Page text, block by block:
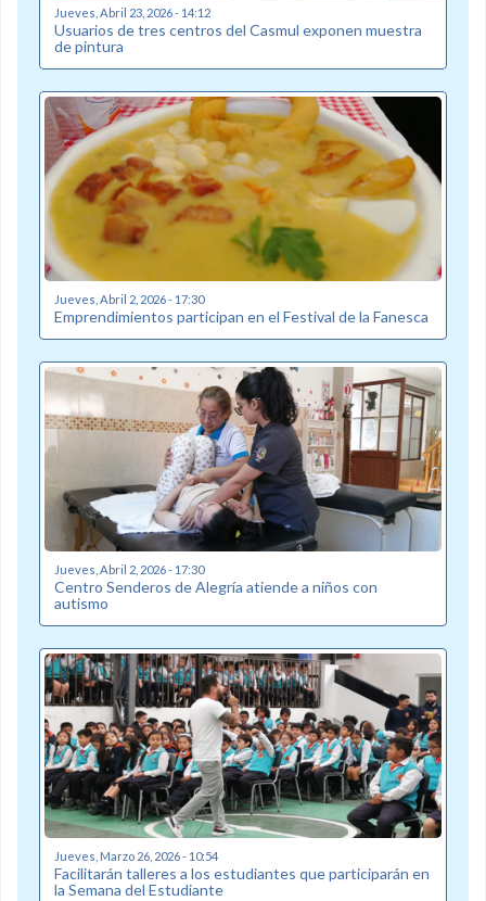
Jueves, Abril 23, 2026 - 14:12
Usuarios de tres centros del Casmul exponen muestra
de pintura
Jueves, Abril 2, 2026 - 17:30
Emprendimientos participan en el Festival de la Fanesca
Jueves, Abril 2, 2026 - 17:30
Centro Senderos de Alegría atiende a niños con
autismo
Jueves, Marzo 26, 2026 - 10:54
Facilitarán talleres a los estudiantes que participarán en
la Semana del Estudiante